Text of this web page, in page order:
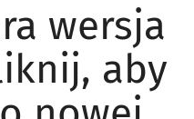
wersja
aby